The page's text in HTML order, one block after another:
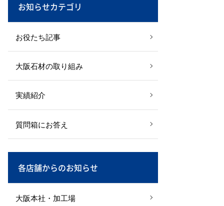
お知らせカテゴリ
お役たち記事
大阪石材の取り組み
実績紹介
質問箱にお答え
各店舗からのお知らせ
大阪本社・加工場